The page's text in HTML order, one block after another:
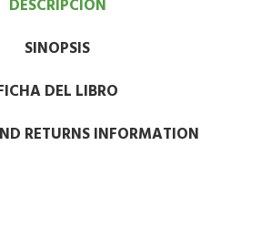
DESCRIPCIÓN
SINOPSIS
DEL LIBRO
RETURNS INFORMATION